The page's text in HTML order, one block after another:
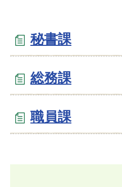
秘書課
総務課
職員課